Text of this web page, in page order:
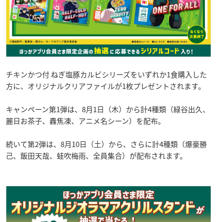
チキンかつ付 ねぎ塩豚カルビシリーズをいずれか1食購入した
方に、オリジナルクリアファイルが1枚プレゼントされます。
キャンペーン第1弾は、8月1日（木）から計4種類（緑谷出久、
麗日お茶子、轟焦凍、アニメ名シーン）を配布。
続いて第2弾は、8月10日（土）から、さらに計4種類（爆豪勝
己、飯田天哉、蛙吹梅雨、全員集合）が配布されます。